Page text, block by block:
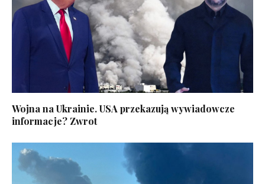
Wojna na Ukrainie. USA przekazują wywiadowcze
informacje? Zwrot